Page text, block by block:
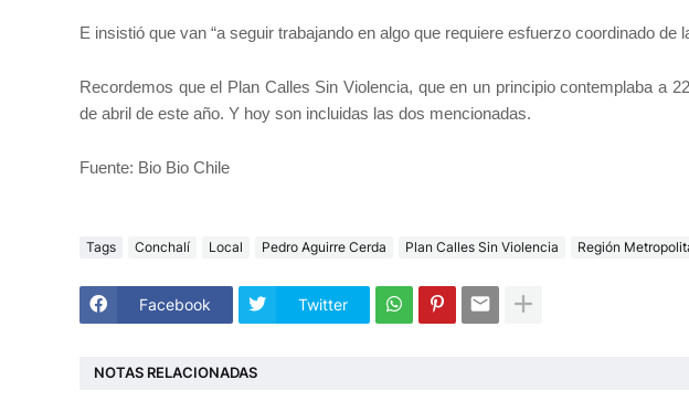
E insistió que van “a seguir trabajando en algo que requiere esfuerzo coordinado de
Recordemos que el Plan Calles Sin Violencia, que en un principio contemplaba a
de abril de este año. Y hoy son incluidas las dos mencionadas.
Fuente: Bio Bio Chile
Tags Conchalí Local Pedro Aguirre Cerda Plan Calles Sin Violencia Región
Facebook Twitter
NOTAS RELACIONADAS